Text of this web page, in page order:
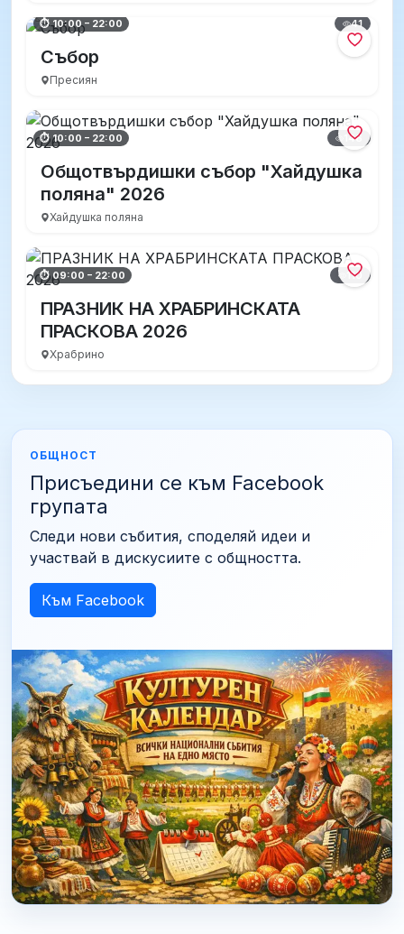
⏱ 10:00 – 22:00 41
Събор
Пресиян
⏱ 10:00 – 22:00 146
Общотвърдишки събор "Хайдушка
поляна" 2026
Хайдушка поляна
⏱ 09:00 – 22:00 110
ПРАЗНИК НА ХРАБРИНСКАТА
ПРАСКОВА 2026
Храбрино
ОБЩНОСТ
Присъедини се към Facebook
групата
Следи нови събития, споделяй идеи и
участвай в дискусиите с общността.
Към Facebook